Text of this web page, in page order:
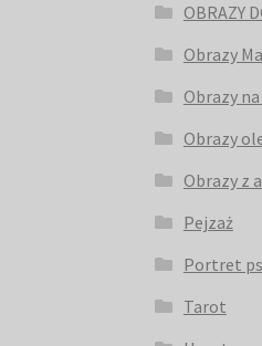
OBRAZY
Obrazy
Obrazy
Obrazy
Obrazy z
Pejzaż
Portret
Tarot